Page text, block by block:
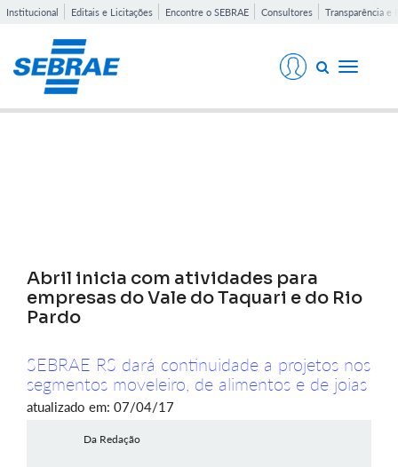
Institucional Editais e Licitações Encontre o SEBRAE Consultores Transparência e
Toggle
Abril inicia com atividades para
empresas do Vale do Taquari e do Rio
Pardo
SEBRAE RS dará continuidade a projetos nos
segmentos moveleiro, de alimentos e de joias
atualizado em: 07/04/17
Da Redação